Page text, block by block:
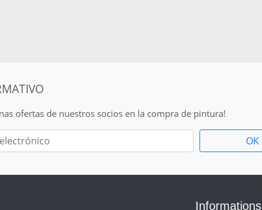
ofertas de nuestros socios en la compra de pintura!
Informations